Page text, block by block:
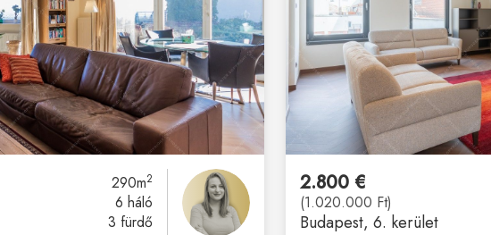
290m2
6 háló
3 fürdő
2.800 €
(1.020.000 Ft)
Budapest, 6. kerület